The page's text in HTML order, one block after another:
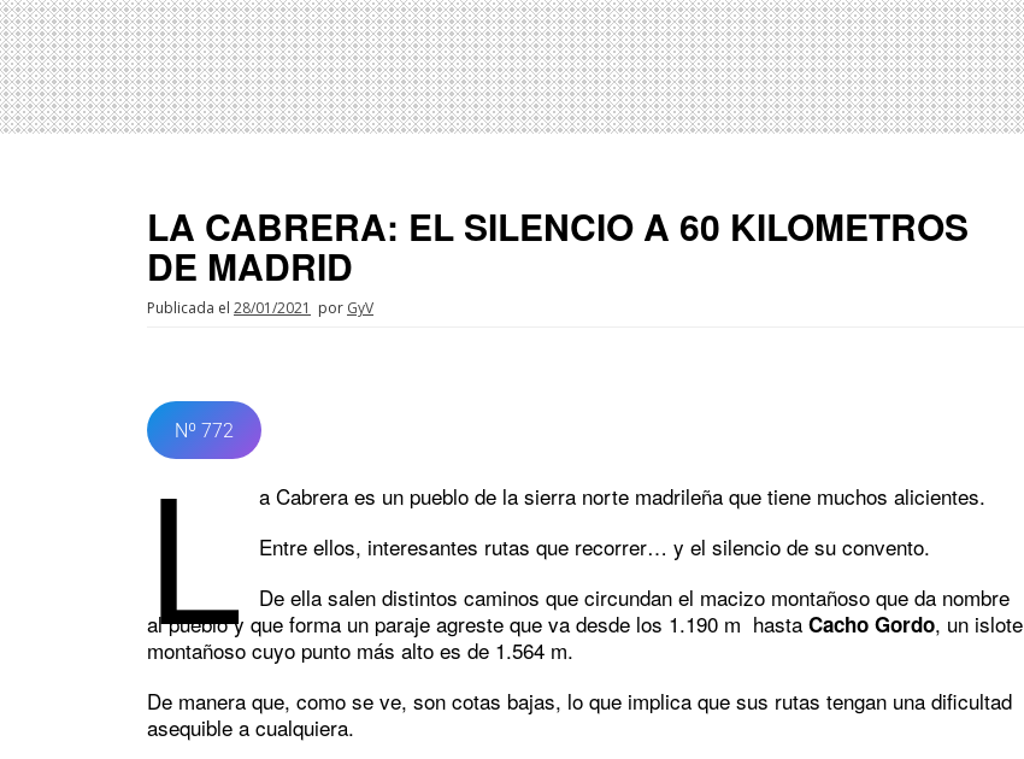
LA CABRERA: EL SILENCIO A 60 KILOMETROS
DE MADRID
Publicada el 28/01/2021 por GyV
Nº 772
L a Cabrera es un pueblo de la sierra norte madrileña que tiene muchos alicientes.
Entre ellos, interesantes rutas que recorrer… y el silencio de su convento.
De ella salen distintos caminos que circundan el macizo montañoso que da nombre
al pueblo y que forma un paraje agreste que va desde los 1.190 m hasta Cacho Gordo, un islote
montañoso cuyo punto más alto es de 1.564 m.
De manera que, como se ve, son cotas bajas, lo que implica que sus rutas tengan una dificultad
asequible a cualquiera.